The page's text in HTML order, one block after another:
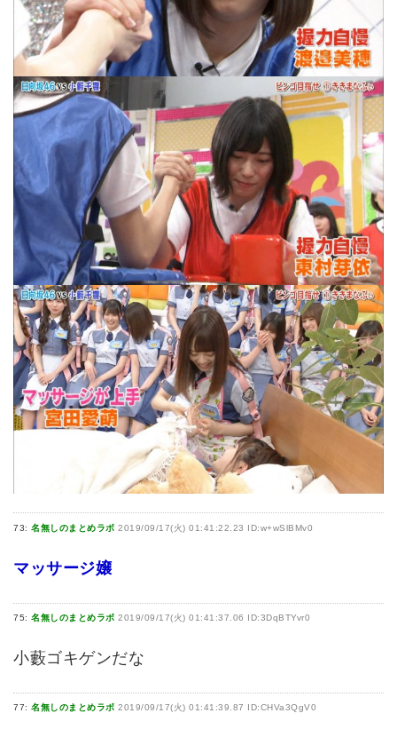
73: 名無しのまとめラボ 2019/09/17(火) 01:41:22.23 ID:w+wSlBMv0
マッサージ嬢
75: 名無しのまとめラボ 2019/09/17(火) 01:41:37.06 ID:3DqBTYvr0
小藪ゴキゲンだな
77: 名無しのまとめラボ 2019/09/17(火) 01:41:39.87 ID:CHVa3QgV0